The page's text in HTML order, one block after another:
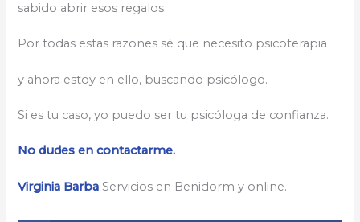
sabido abrir esos regalos
Por todas estas razones sé que necesito psicoterapia
y ahora estoy en ello, buscando psicólogo.
Si es tu caso, yo puedo ser tu psicóloga de confianza.
No dudes en contactarme.
Virginia Barba Servicios en Benidorm y online.